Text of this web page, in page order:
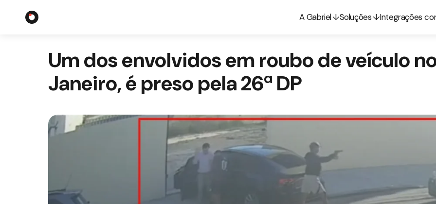
A Gabriel Soluções Integrações
Um dos envolvidos em roubo de veículo
Janeiro, é preso pela 26ª DP